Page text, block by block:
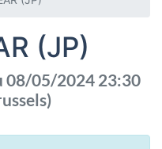
(JP)
08/05/2024 23:30
)